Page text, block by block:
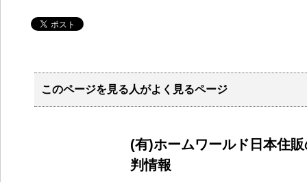
このページを見る人がよく見るページ
(有)ホームワールド日本住
判情報